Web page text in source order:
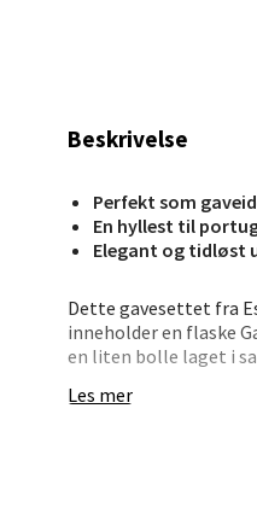
Beskrivelse
Perfekt som
En hyllest til
Elegant og tidløst
Dette gavesettet fra
inneholder en flaske
en liten bolle laget i
funksjonell og
Les mer